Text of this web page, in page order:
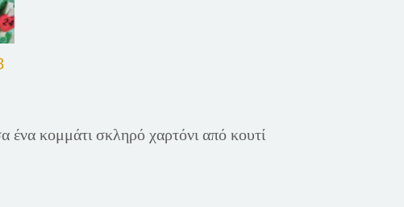
ένα κομμάτι σκληρό χαρτόνι από κουτί